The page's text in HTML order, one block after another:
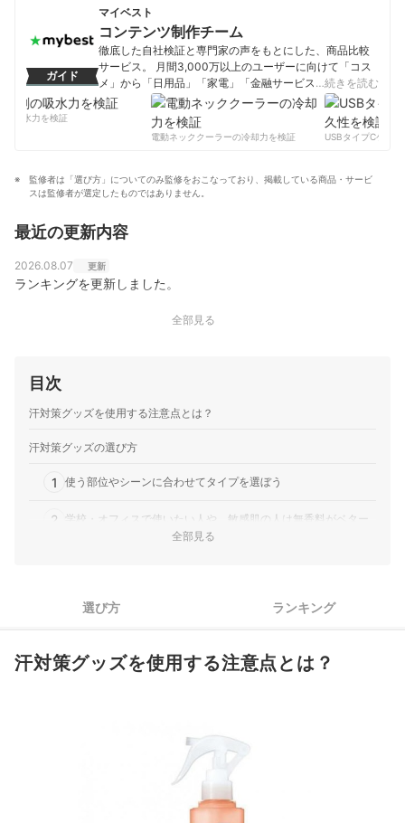
療法人社団千郁会理事長であり、やさしいクリニックグ
ループの総院長でもある。シミ治療をはじめとしたアン
チエイジングを得意とする医療を提供。皮膚科医として
は、本（アトピーを治す方法）を出版するなど、アトピ
ー性皮膚炎やニキビなどを中心とした皮膚疾患を診察し
ている。 娘を先天性異常である18トリソミーで亡くして
いることから、ダウン症などの患者さんを取り巻く環境
も考え、偏見をもたれやすい疾患に対しての活動も行
う。 web雑誌での連載やサプリメント、化粧品の監修な
宇井千穂のプロフィール
ガイド
マイベスト
コンテンツ制作チーム
徹底した自社検証と専門家の声をもとにした、商品比較
サービス。 月間3,000万以上のユーザーに向けて「コス
メ」から「日用品」「家電」「金融サービス」まで、ベ
ストな商品を選んでもらうために、毎日コンテンツを制
コンテンツ制作チームのプロフィール
…続きを読む
吸水力を検証
電動ネッククーラーの冷却力を検証
USBタイプCケーブ
監修者は「選び方」についてのみ監修をおこなっており、掲載している商品・サービ
スは監修者が選定したものではありません。
最近の更新内容
2026.08.07 更新
ランキングを更新しました。
全部見る
目次
汗対策グッズを使用する注意点とは？
汗対策グッズの選び方
1 使う部位やシーンに合わせてタイプを選ぼう
2 学校・オフィスで使いたい人や、敏感肌の人は無香料がベター
デオドラントウォーターのおすすめ人気ランキング
ボディシートのおすすめ人気ランキング
デオドラントロールオンのおすすめ人気ランキング
脇汗クリームのおすすめ人気ランキング
足の臭い対策デオドラントのおすすめ人気ランキング
全部見る
選び方 ランキング
汗対策グッズを使用する注意点とは？